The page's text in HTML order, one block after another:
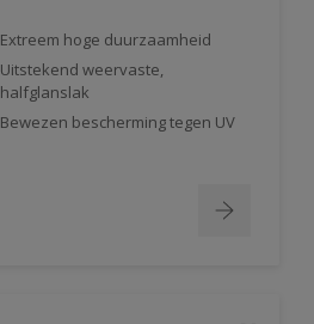
Extreem hoge duurzaamheid
Uitstekend weervaste,
halfglanslak
Bewezen bescherming tegen UV